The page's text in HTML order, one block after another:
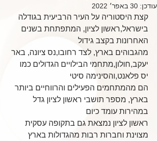
עודכן: 30 באפר׳ 2022
קצת היסטוריה על העיר הרביעית בגודלה
בישראל,ראשון לציון, המתפתחת בשנים
האחרונות בקצב גידול
מהגבוהים בארץ, לצד רחובו,נס ציונה, באר
יעקב,חולון,מתחמי הבילויים הגדולים כמו
יס פלאנט,והסינימה סיטי
הם מהמתחמים הפעילים והרווחיים ביותר
בארץ, מספר תושבי ראשון לציון גדל
במהירות עומד כיום
ראשון לציון נמצאת גם בתקופה עסקית
מצוינת וחברות רבות מהגדולות בארץ